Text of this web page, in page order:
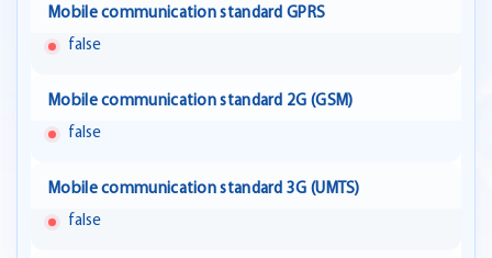
Mobile communication standard GPRS
false
Mobile communication standard 2G (GSM)
false
Mobile communication standard 3G (UMTS)
false